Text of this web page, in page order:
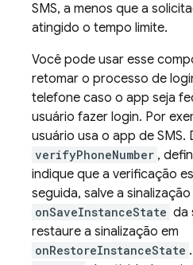
SMS, a menos que a
atingido o tempo limite.
Você pode usar esse
retomar o processo de
telefone caso o app seja
usuário fazer login. Por
usuário usa o app de SMS.
verifyPhoneNumber ,
indique que a verificação
seguida, salve a
onSaveInstanceState da
restaure a sinalização em
onRestoreInstanceState